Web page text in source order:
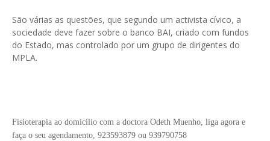
São várias as questões, que segundo um activista cívico, a
sociedade deve fazer sobre o banco BAI, criado com fundos
do Estado, mas controlado por um grupo de dirigentes do
MPLA.
Fisioterapia ao domicílio com a doctora Odeth Muenho, liga agora e
faça o seu agendamento, 923593879 ou 939790758